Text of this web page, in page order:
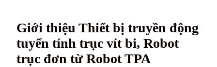
Giới thiệu Thiết bị truyền động
tuyến tính trục vít bi, Robot
trục đơn từ Robot TPA